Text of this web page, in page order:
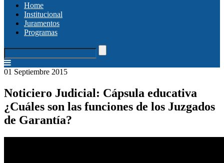
Home
Institucional
Juramentos
Programas
01 Septiembre 2015
Noticiero Judicial: Cápsula educativa
¿Cuáles son las funciones de los Juzgados
de Garantía?